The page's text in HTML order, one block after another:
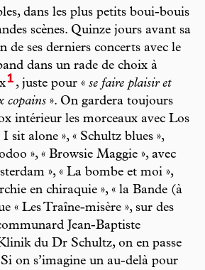
dans les plus petits boui-bouis
scènes. Quinze jours avant sa
ses derniers concerts avec le
dans un rade de choix à
1 , juste pour « se faire plaisir et
copains ». On gardera toujours
intérieur les morceaux avec Los
sit alone », « Schultz blues »,
», « Browsie Maggie », avec
», « La bombe et moi »,
en chiraquie », « la Bande (à
« Les Traîne-misère », sur des
Jean-Baptiste
du Dr Schultz, on en passe
on s’imagine un au-delà pour